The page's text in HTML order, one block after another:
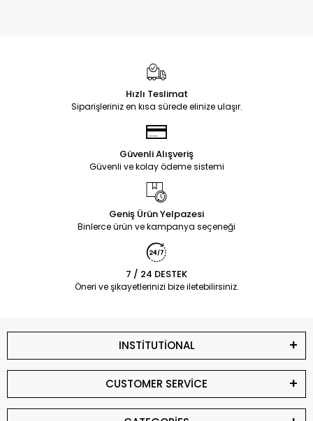
Hızlı Teslimat
Siparişleriniz en kısa sürede elinize ulaşır.
Güvenli Alışveriş
Güvenli ve kolay ödeme sistemi
Geniş Ürün Yelpazesi
Binlerce ürün ve kampanya seçeneği
7 / 24 DESTEK
Öneri ve şikayetlerinizi bize iletebilirsiniz.
INSTİTUTİONAL
CUSTOMER SERVİCE